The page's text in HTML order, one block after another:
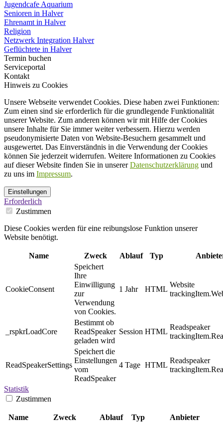
Jugendcafe Aquarium
Senioren in Halver
Ehrenamt in Halver
Religion
Netzwerk Integration Halver
Geflüchtete in Halver
Termin buchen
Serviceportal
Kontakt
Hinweis zu Cookies
Unsere Webseite verwendet Cookies. Diese haben zwei Funktionen:
Zum einen sind sie erforderlich für die grundlegende Funktionalität
unserer Website. Zum anderen können wir mit Hilfe der Cookies
unsere Inhalte für Sie immer weiter verbessern. Hierzu werden
pseudonymisierte Daten von Website-Besuchern gesammelt und
ausgewertet. Das Einverständnis in die Verwendung der Cookies
können Sie jederzeit widerrufen. Weitere Informationen zu Cookies
auf dieser Website finden Sie in unsererDatenschutzerklärung und
zu uns im Impressum.
Einstellungen
Erforderlich
Zustimmen
Diese Cookies werden für eine reibungslose Funktion unserer
Website benötigt.
Name Zweck Ablauf Typ
CookieConsent
Speichert
Ihre
Einwilligung
zur
Verwendung
von Cookies.
1 Jahr HTML
Website
_rspkrLoadCore
Bestimmt ob
ReadSpeaker
geladen wird
Session HTML
Readspeaker
ReadSpeakerSettings
Speichert die
Einstellungen
vom
ReadSpeaker
4 Tage HTML
Readspeaker
Statistik
Zustimmen
Name Zweck Ablauf Typ Anbieter